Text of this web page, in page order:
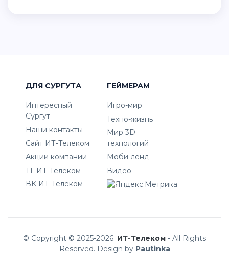
ДЛЯ СУРГУТА
Интересный
Сургут
Наши контакты
Сайт ИТ-Телеком
Акции компании
ТГ ИТ-Телеком
ВК ИТ-Телеком
ГЕЙМЕРАМ
Игро-мир
Техно-жизнь
Мир 3D
технологий
Моби-ленд
Видео
© Copyright © 2025-2026. ИТ-Телеком - All Rights
Reserved. Design by Pautinka